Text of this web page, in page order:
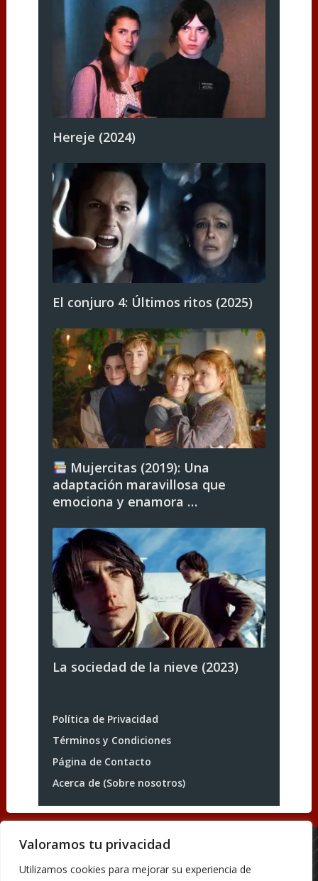
Valoramos tu privacidad
Utilizamos cookies para mejorar su experiencia de
Hereje (2024)
El conjuro 4: Últimos ritos (2025)
Mujercitas (2019): Una
adaptación maravillosa que
emociona y enamora …
La sociedad de la nieve (2023)
Política de Privacidad
Términos y Condiciones
Página de Contacto
Acerca de (Sobre nosotros)